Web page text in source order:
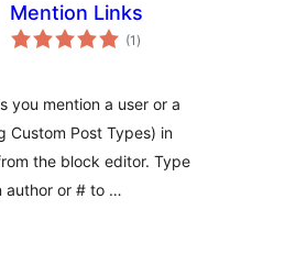
Mention Links
(1 total
de
)
you mention a user or a
Custom Post Types) in
the block editor. Type
author or # to …